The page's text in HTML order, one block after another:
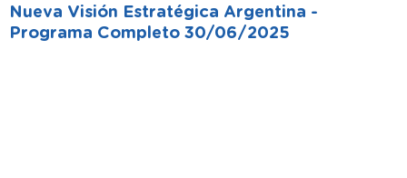
Nueva Visión Estratégica Argentina -
Programa Completo 30/06/2025